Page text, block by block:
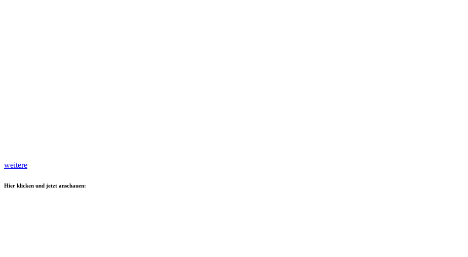
weitere
Hier klicken und jetzt anschauen: